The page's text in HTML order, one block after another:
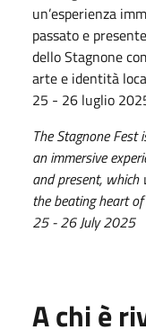
un’esperienza
passato e
dello Stagnone
arte e identità
25 - 26 luglio
The Stagnone
an immersive
and present, which
the beating heart
25 - 26 July 2025
A chi è